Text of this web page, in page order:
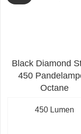
Black Diamond
450
Octane
450 Lumen